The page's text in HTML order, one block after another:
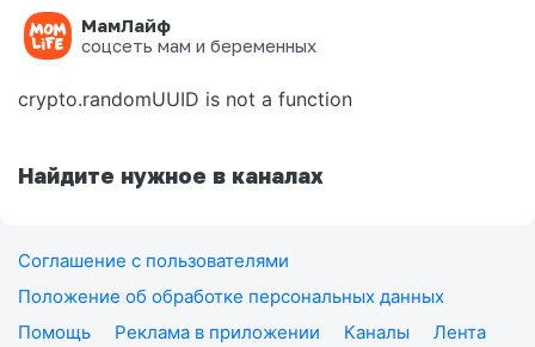
МамЛайф
соцсеть мам и беременных
Ошибка на странице
crypto.randomUUID is not a function
Найдите нужное в каналах
Соглашение с пользователями
Положение об обработке персональных данных
Помощь
Реклама в приложении Каналы
Лента